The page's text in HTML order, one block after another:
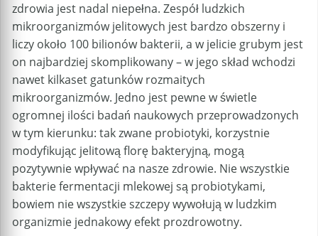
zdrowia jest nadal niepełna. Zespół ludzkich
mikroorganizmów jelitowych jest bardzo obszerny i
liczy około 100 bilionów bakterii, a w jelicie grubym jest
on najbardziej skomplikowany – w jego skład wchodzi
nawet kilkaset gatunków rozmaitych
mikroorganizmów. Jedno jest pewne w świetle
ogromnej ilości badań naukowych przeprowadzonych
w tym kierunku: tak zwane probiotyki, korzystnie
modyfikując jelitową florę bakteryjną, mogą
pozytywnie wpływać na nasze zdrowie. Nie wszystkie
bakterie fermentacji mlekowej są probiotykami,
bowiem nie wszystkie szczepy wywołują w ludzkim
organizmie jednakowy efekt prozdrowotny.